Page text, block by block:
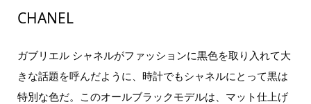
CHANEL
ガブリエル シャネルがファッションに黒色を取り入れて大
きな話題を呼んだように、時計でもシャネルにとって黒は
特別な色だ。このオールブラックモデルは、マット仕上げ